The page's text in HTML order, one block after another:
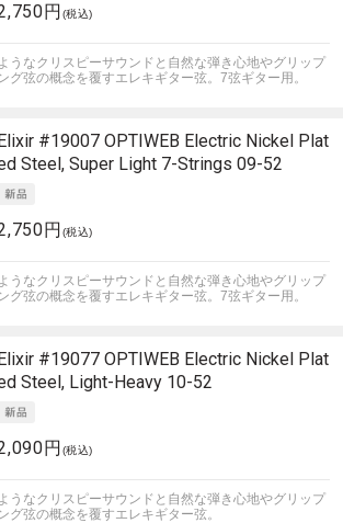
円 (税込)
うなクリスピーサウンドと自然な弾き心地やグリップ
グ弦の概念を覆すエレキギター弦。7弦ギター用。
#19007 OPTIWEB Electric Nickel Plat
Steel, Super Light 7-Strings 09-52
円 (税込)
うなクリスピーサウンドと自然な弾き心地やグリップ
グ弦の概念を覆すエレキギター弦。7弦ギター用。
#19077 OPTIWEB Electric Nickel Plat
Steel, Light-Heavy 10-52
円 (税込)
うなクリスピーサウンドと自然な弾き心地やグリップ
グ弦の概念を覆すエレキギター弦。